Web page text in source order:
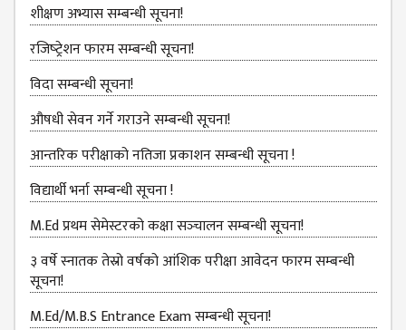
SCHOLARSHIP
& STUDENTS
ASSISTANCE
COMMITTEE
EMIS UNIT
RESEARCH
MANAGEMENT
CELL
EDUCATIONAL
CONSULTANT
OTHER
COMMITTEE &
CELL
शीक्षण अभ्यास सम्बन्धी सूचना!
रजिष्‍ट्रेशन फारम सम्बन्धी सूचना!
विदा सम्बन्धी सूचना!
औषधी सेवन गर्ने गराउने सम्बन्धी सूचना!
आन्तरिक परीक्षाको नतिजा प्रकाशन सम्बन्धी सूचना !
विद्यार्थी भर्ना सम्बन्धी सूचना !
M.Ed प्रथम सेमेस्टरको कक्षा सञ्‍चालन सम्बन्धी सूचना!
३ वर्षे स्नातक तेस्रो वर्षको आंशिक परीक्षा आवेदन फारम सम्बन्धी
सूचना!
M.Ed/M.B.S Entrance Exam सम्बन्धी सूचना!